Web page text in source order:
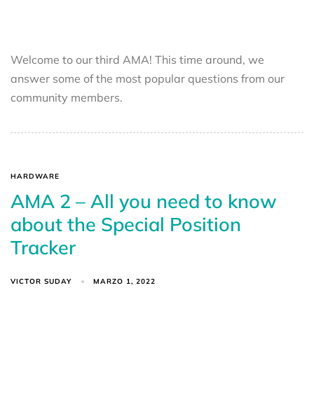
Welcome to our third AMA! This time around, we
answer some of the most popular questions from our
community members.
HARDWARE
AMA 2 – All you need to know
about the Special Position
Tracker
VICTOR SUDAY MARZO 1, 2022